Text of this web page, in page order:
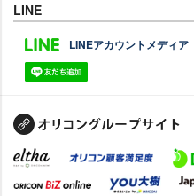
LINE
LINEアカウントメディア